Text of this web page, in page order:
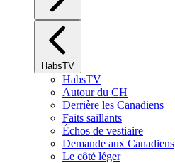
HabsTV
HabsTV
Autour du CH
Derrière les Canadiens
Faits saillants
Échos de vestiaire
Demande aux Canadiens
Le côté léger